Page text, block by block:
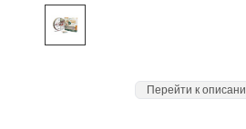
Перейти к